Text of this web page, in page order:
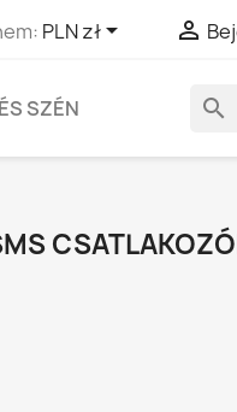
PLN zł 
search
SZÉN